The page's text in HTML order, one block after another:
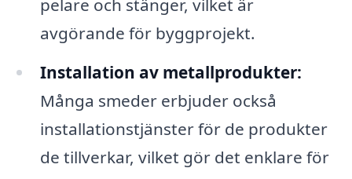
pelare och stänger, vilket är
avgörande för byggprojekt.
Installation av metallprodukter:
Många smeder erbjuder också
installationstjänster för de produkter
de tillverkar, vilket gör det enklare för